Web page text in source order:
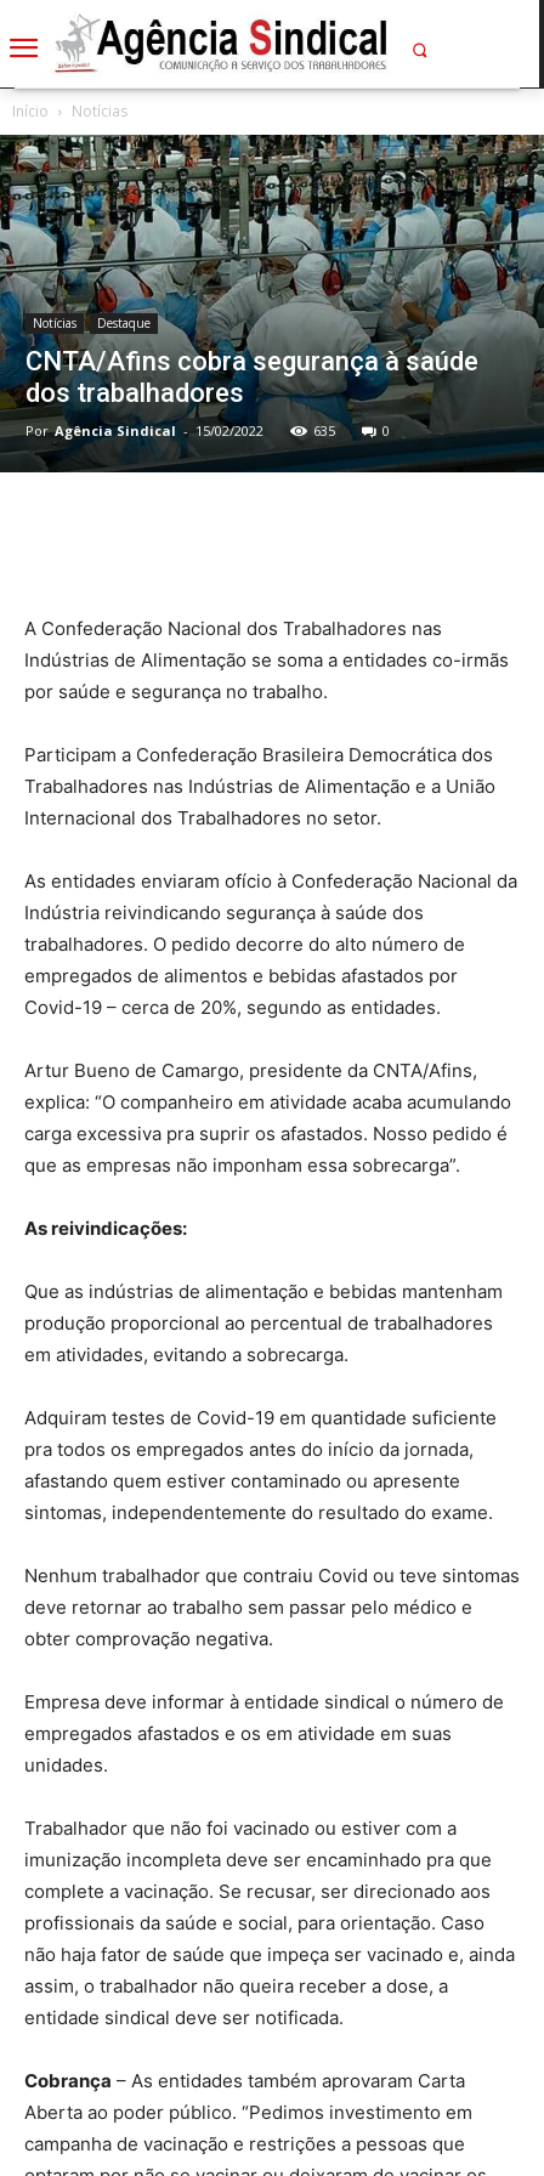
Início Notícias
Notícias Destaque
CNTA/Afins cobra segurança à saúde
dos trabalhadores
Por Agência Sindical - 15/02/2022 635 0
A Confederação Nacional dos Trabalhadores nas
Indústrias de Alimentação se soma a entidades co-irmãs
por saúde e segurança no trabalho.
Participam a Confederação Brasileira Democrática dos
Trabalhadores nas Indústrias de Alimentação e a União
Internacional dos Trabalhadores no setor.
As entidades enviaram ofício à Confederação Nacional da
Indústria reivindicando segurança à saúde dos
trabalhadores. O pedido decorre do alto número de
empregados de alimentos e bebidas afastados por
Covid-19 – cerca de 20%, segundo as entidades.
Artur Bueno de Camargo, presidente da CNTA/Afins,
explica: “O companheiro em atividade acaba acumulando
carga excessiva pra suprir os afastados. Nosso pedido é
que as empresas não imponham essa sobrecarga”.
As reivindicações:
Que as indústrias de alimentação e bebidas mantenham
produção proporcional ao percentual de trabalhadores
em atividades, evitando a sobrecarga.
Adquiram testes de Covid-19 em quantidade suficiente
pra todos os empregados antes do início da jornada,
afastando quem estiver contaminado ou apresente
sintomas, independentemente do resultado do exame.
Nenhum trabalhador que contraiu Covid ou teve sintomas
deve retornar ao trabalho sem passar pelo médico e
obter comprovação negativa.
Empresa deve informar à entidade sindical o número de
empregados afastados e os em atividade em suas
unidades.
Trabalhador que não foi vacinado ou estiver com a
imunização incompleta deve ser encaminhado pra que
complete a vacinação. Se recusar, ser direcionado aos
profissionais da saúde e social, para orientação. Caso
não haja fator de saúde que impeça ser vacinado e, ainda
assim, o trabalhador não queira receber a dose, a
entidade sindical deve ser notificada.
Cobrança – As entidades também aprovaram Carta
Aberta ao poder público. “Pedimos investimento em
campanha de vacinação e restrições a pessoas que